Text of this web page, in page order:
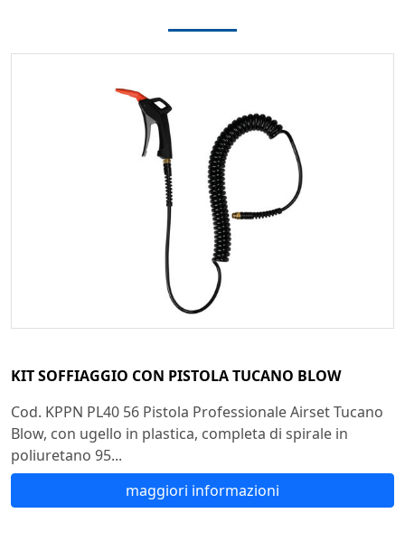
KIT SOFFIAGGIO CON PISTOLA TUCANO BLOW
Cod. KPPN PL40 56 Pistola Professionale Airset Tucano
Blow, con ugello in plastica, completa di spirale in
poliuretano 95...
maggiori informazioni